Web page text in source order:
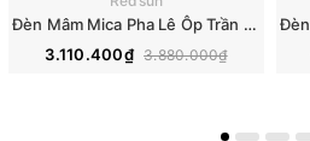
Đèn Mâm Mica Pha Lê Ôp Trần Phòng Khách Hiện Đại MKPL-08
3.110.400₫ 3.880.000₫